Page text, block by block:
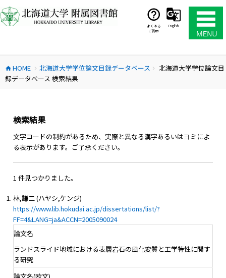
ン
テ
ス
キ
よくある
ご質問
English
home HOME chevron_right 北海道大学学位論文目録データベース chevron_right
北海道大学学位論文目
録データベース 検索結果
検索結果
文字コードの制約があるため、実際と異なる漢字あるいはヨミによ
る表示があります。ご了承ください。
1 件見つかりました。
林,謙二 (ハヤシ,ケンジ)
https://www.lib.hokudai.ac.jp/dissertations/list/?
FF=4&LANG=ja&ACCN=2005090024
論文名
ランドスライド地域における表層岩石の風化変質と工学特性に関す
る研究
論文名(欧文)